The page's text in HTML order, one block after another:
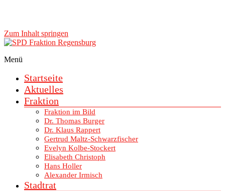
Zum Inhalt springen
SPD Fraktion Regensburg
Menü
Startseite
Aktuelles
Fraktion
Fraktion im Bild
Dr. Thomas Burger
Dr. Klaus Rappert
Gertrud Maltz-Schwarzfischer
Evelyn Kolbe-Stockert
Elisabeth Christoph
Hans Holler
Alexander Irmisch
Stadtrat